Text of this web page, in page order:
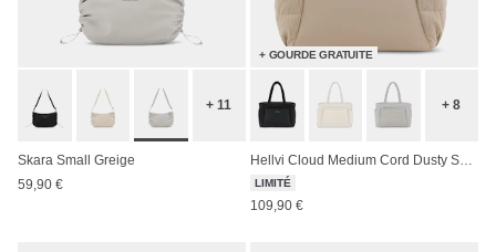
+ 11
Skara Small Greige
59,90 €
+ GOURDE GRATUITE
+ 8
LIMITÉ
109,90 €